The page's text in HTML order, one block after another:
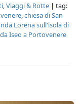
,Viaggi & Rotte | tag:
,chiesa di San
Lorena sull'isola di
Iseo a Portovenere